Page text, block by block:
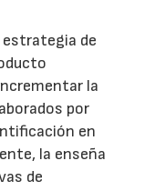
estrategia de
la
por
en
la enseña
de